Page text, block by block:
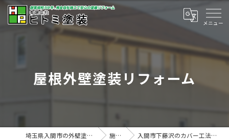
屋根外壁塗装リフォーム
埼玉県入間市の外壁塗装は有限会社ヒトミ塗装 施工事例 入間市下藤沢のカバー工法工事・外壁塗装工事施工事例